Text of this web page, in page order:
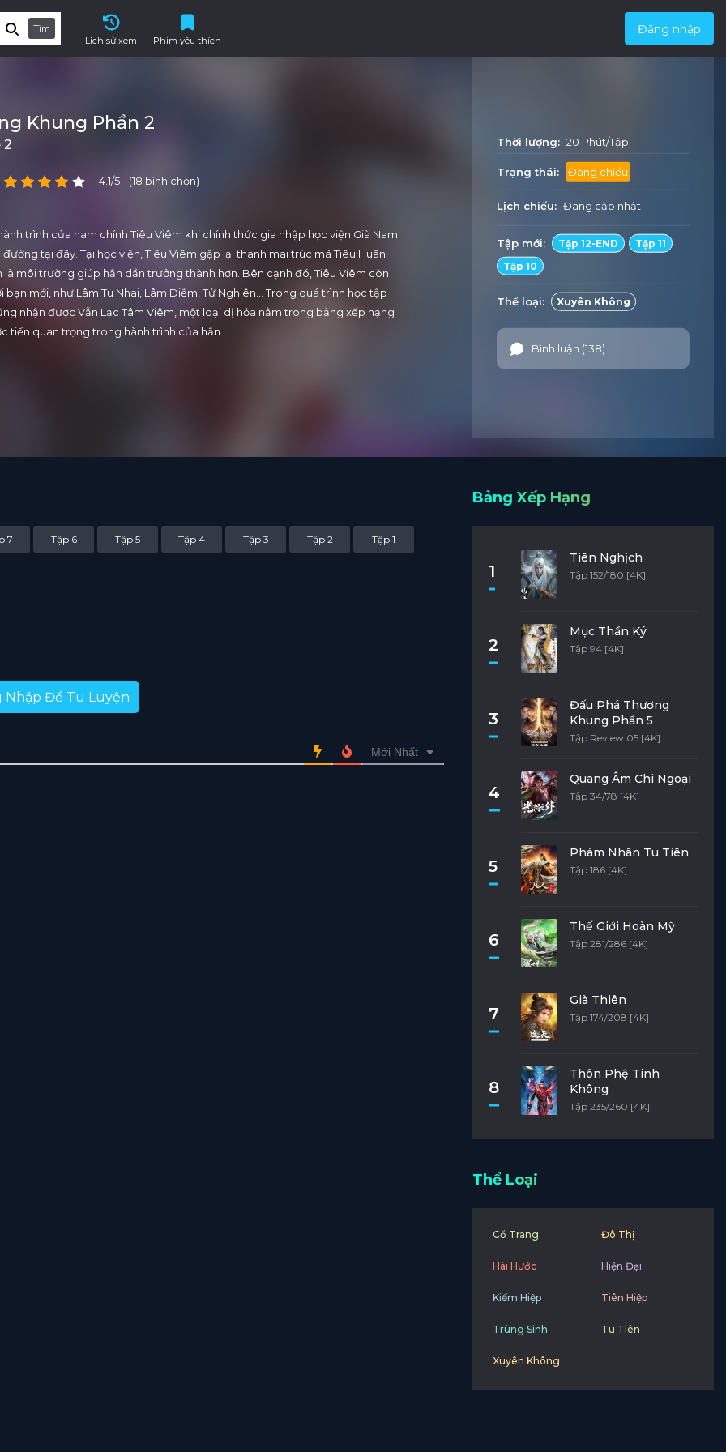
Tìm
Lịch sử xem
Phim yêu thích
Đăng nhập
Khung Phần 2
2
4.1/5 - (18 bình chọn)
trình của nam chính Tiêu Viêm khi chính thức gia nhập học viện Già Nam
tại đây. Tại học viện, Tiêu Viêm gặp lại thanh mai trúc mã Tiêu Huân
là môi trường giúp hắn dần trưởng thành hơn. Bên cạnh đó, Tiêu Viêm còn
mới, như Lâm Tu Nhai, Lâm Diễm, Tử Nghiên… Trong quá trình học tập
nhận được Vẫn Lạc Tâm Viêm, một loại dị hỏa nằm trong bảng xếp hạng
tiến quan trọng trong hành trình của hắn.
Thời lượng: 20 Phút/Tập
Trạng thái: Đang chiếu
Lịch chiếu: Đang cập nhật
Tập mới: Tập 12-END
Tập 11
Tập 10
Thể loại: Xuyên Không
Bình luận (138)
7 Tập 6 Tập 5 Tập 4 Tập 3 Tập 2 Tập 1
Nhập Để Tu Luyện
Mới Nhất
Bảng Xếp Hạng
1
Tiên Nghịch
Tập 152/180 [4K]
2
Mục Thần Ký
Tập 94 [4K]
3
Đấu Phá Thương
Khung Phần 5
Tập Review 05 [4K]
4
Quang Âm Chi Ngoại
Tập 34/78 [4K]
5
Phàm Nhân Tu Tiên
Tập 186 [4K]
6
Thế Giới Hoàn Mỹ
Tập 281/286 [4K]
7
Già Thiên
Tập 174/208 [4K]
8
Thôn Phệ Tinh
Không
Tập 235/260 [4K]
Thể Loại
Cổ Trang Đô Thị
Hài Hước Hiện Đại
Kiếm Hiệp Tiên Hiệp
Trùng Sinh Tu Tiên
Xuyên Không